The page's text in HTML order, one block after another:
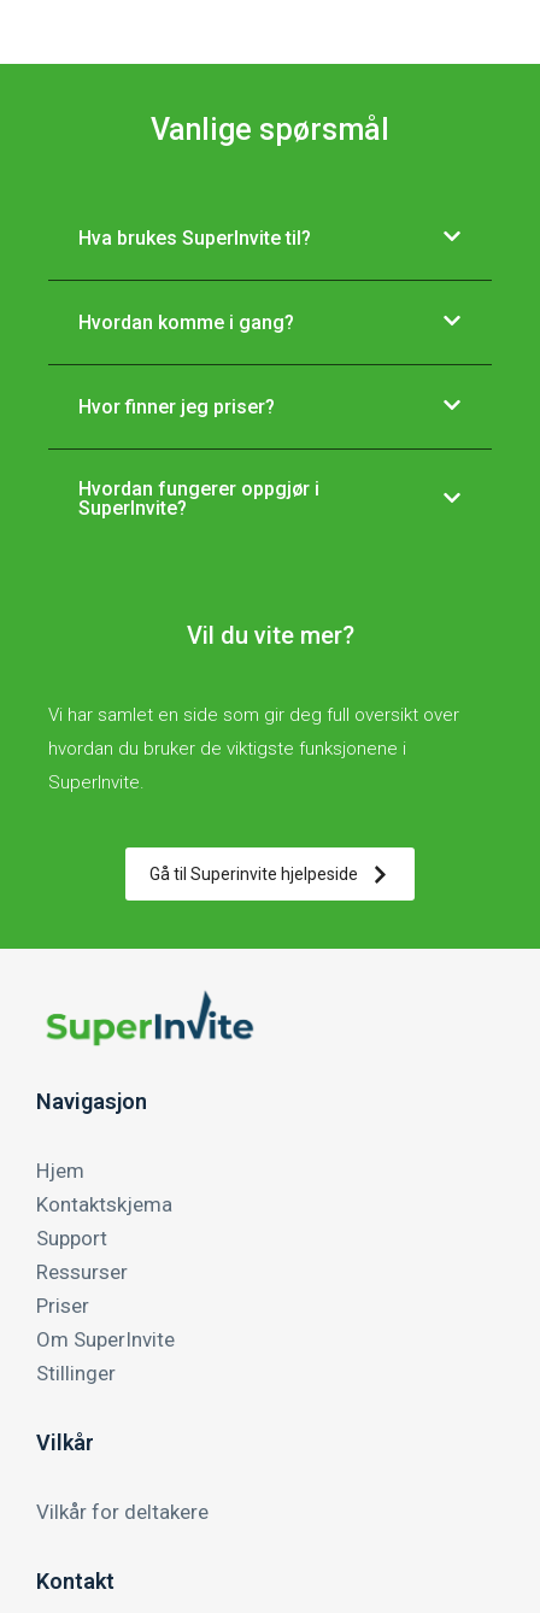
Vil du vite mer?
Vi har samlet en side som gir deg full oversikt over
hvordan du bruker de viktigste funksjonene i
SuperInvite.
Gå til Superinvite hjelpeside
Vanlige spørsmål
Hva brukes SuperInvite til?
Hvordan komme i gang?
Hvor finner jeg priser?
Hvordan fungerer oppgjør i
SuperInvite?
Navigasjon
Hjem
Kontaktskjema
Support
Ressurser
Priser
Om SuperInvite
Stillinger
Vilkår
Vilkår for deltakere
Kontakt